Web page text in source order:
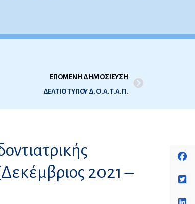
ΕΠΟΜΕΝΗ ΔΗΜΟΣΙΕΥΣΗ
ΔΕΛΤΙΟ ΤΥΠΟΥ Δ.Ο.Α.Τ.Α.Π.
2021 –